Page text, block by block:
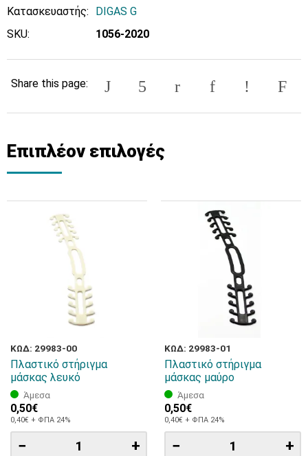
Κατασκευαστής:
DIGAS G
SKU:
1056-2020
Share this page:
Επιπλέον επιλογές
ΚΩΔ: 29983-00
Πλαστικό στήριγμα
μάσκας λευκό
Άμεσα
0,50€
0,40€ + ΦΠΑ 24%
− +
ΚΩΔ: 29983-01
Πλαστικό στήριγμα
μάσκας μαύρο
Άμεσα
0,50€
0,40€ + ΦΠΑ 24%
− +